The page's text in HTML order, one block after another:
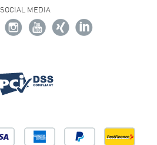
SOCIAL MEDIA